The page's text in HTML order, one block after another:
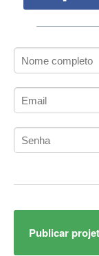
Ada
Adianti Framework
ADK
Administração
Administração de
Administração de
Administração
ADO.NET Entity
Publicar